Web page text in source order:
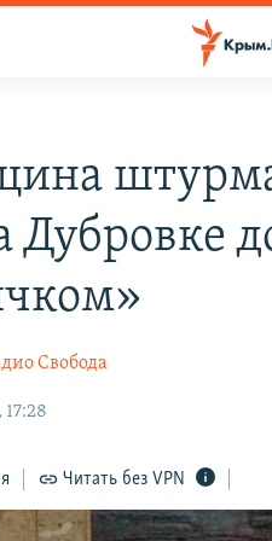
Дубровке
Свобода
17:28
Читать без VPN